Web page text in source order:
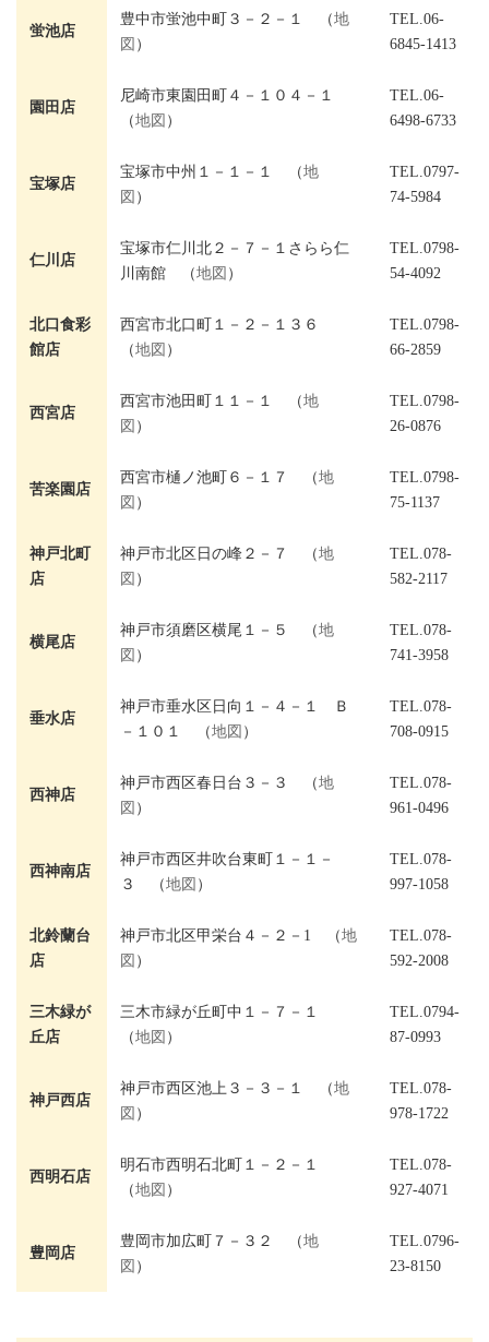
蛍池店
豊中市蛍池中町３－２－１ （地
図 ）
TEL.06-
6845-1413
園田店
尼崎市東園田町４－１０４－１
（地図 ）
TEL.06-
6498-6733
宝塚店
宝塚市中州１－１－１ （地
図 ）
TEL.0797-
74-5984
仁川店
宝塚市仁川北２－７－１さらら仁
川南館 （地図 ）
TEL.0798-
54-4092
北口食彩
館店
西宮市北口町１－２－１３６
（地図 ）
TEL.0798-
66-2859
西宮店
西宮市池田町１１－１ （地
図 ）
TEL.0798-
26-0876
苦楽園店
西宮市樋ノ池町６－１７ （地
図 ）
TEL.0798-
75-1137
神戸北町
店
神戸市北区日の峰２－７ （地
図 ）
TEL.078-
582-2117
横尾店
神戸市須磨区横尾１－５ （地
図 ）
TEL.078-
741-3958
垂水店
神戸市垂水区日向１－４－１ Ｂ
－１０１ （地図 ）
TEL.078-
708-0915
西神店
神戸市西区春日台３－３ （地
図 ）
TEL.078-
961-0496
西神南店
神戸市西区井吹台東町１－１－
３ （地図 ）
TEL.078-
997-1058
北鈴蘭台
店
神戸市北区甲栄台４－２－1 （地
図 ）
TEL.078-
592-2008
三木緑が
丘店
三木市緑が丘町中１－７－１
（地図 ）
TEL.0794-
87-0993
神戸西店
神戸市西区池上３－３－１ （地
図 ）
TEL.078-
978-1722
西明石店
明石市西明石北町１－２－１
（地図 ）
TEL.078-
927-4071
豊岡店
豊岡市加広町７－３２ （地
図 ）
TEL.0796-
23-8150